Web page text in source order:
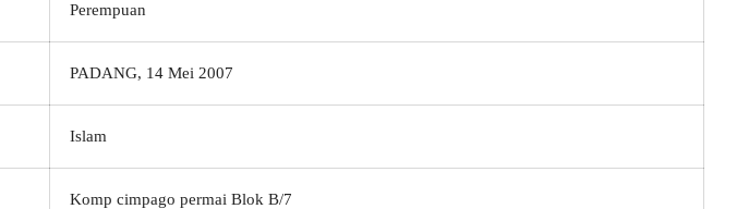
Perempuan
PADANG, 14 Mei 2007
Islam
Komp cimpago permai Blok B/7